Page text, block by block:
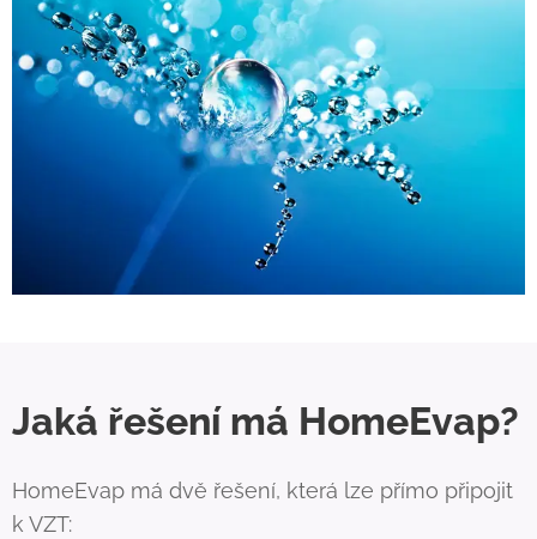
Jaká řešení má HomeEvap?
HomeEvap má dvě řešení, která lze přímo připojit
k VZT: